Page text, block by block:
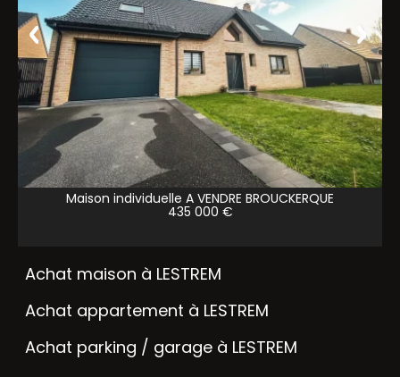
Maison individuelle A VENDRE BROUCKERQUE
435 000 €
Achat maison à LESTREM
Achat appartement à LESTREM
Achat parking / garage à LESTREM